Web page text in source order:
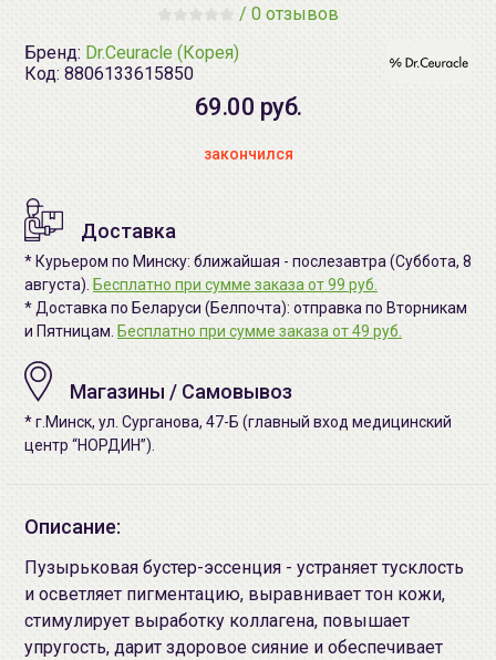
/ 0 отзывов
Бренд: Dr.Ceuracle (Корея)
Код: 8806133615850
69.00 руб.
закончился
Доставка
* Курьером по Минску: ближайшая - послезавтра (Суббота, 8
августа). Бесплатно при сумме заказа от 99 руб.
* Доставка по Беларуси (Белпочта): отправка по Вторникам
и Пятницам. Бесплатно при сумме заказа от 49 руб.
Магазины / Самовывоз
* г.Минск, ул. Сурганова, 47-Б (главный вход медицинский
центр “НОРДИН”).
Описание:
Пузырьковая бустер-эссенция - устраняет тусклость
и осветляет пигментацию, выравнивает тон кожи,
стимулирует выработку коллагена, повышает
упругость, дарит здоровое сияние и обеспечивает